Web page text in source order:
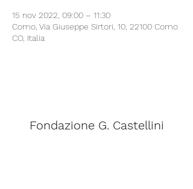
15 nov 2022, 09:00 – 11:30
Como, Via Giuseppe Sirtori, 10, 22100 Como
CO, Italia
Fondazione G. Castellini